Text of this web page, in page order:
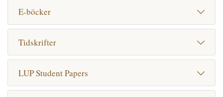
E-böcker
Tidskrifter
LUP Student Papers